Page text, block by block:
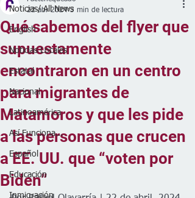
Noticias/ All News
English
Noticias Locales
Estatal
Nacional
Latinoamérica
Así Funciona...
Español
Educación
Inmigración
Qué sabemos del flyer que
supuestamente
encontraron en un centro
para migrantes de
Matamoros y que les pide
a las personas que crucen
a EE. UU. que “voten por
Biden”
22 abr 2024 3 min de lectura